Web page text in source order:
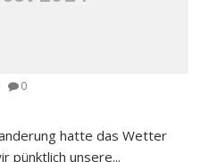
0
hatte das Wetter
pünktlich unsere...